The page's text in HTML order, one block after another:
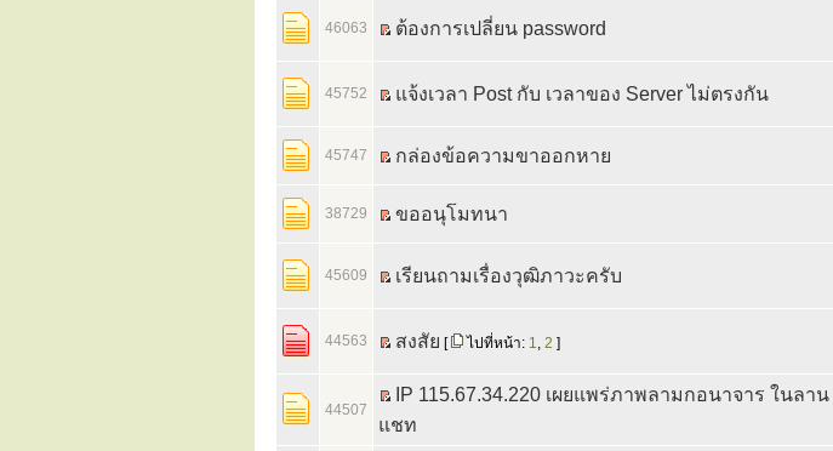
46063 ต้องการเปลี่ยน password
45752 แจ้งเวลา Post กับ เวลาของ Server ไม่ตรงกัน
45747 กล่องข้อความขาออกหาย
38729 ขออนุโมทนา
45609 เรียนถามเรื่องวุฒิภาวะครับ
44563 สงสัย [ ไปที่หน้า: 1, 2 ]
44507
IP 115.67.34.220 เผยแพร่ภาพลามกอนาจาร ในลาน
แชท